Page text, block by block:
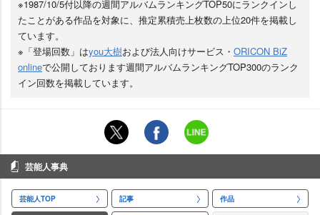
※1987/10/5付以降の週間アルバムランキングTOP50にランクインし
たことがある作品を対象に、推定累積売上枚数の上位20件を掲載し
ています。
※「登場回数」はyou大樹および法人向けサービス・ ORICON BiZ
onlineで公開しております週間アルバムランキングTOP300のランク
イン回数を掲載しています。
芸能人事典
芸能人TOP 記事 作品